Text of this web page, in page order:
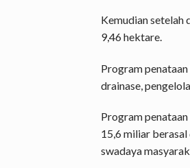
Kemudian setelah
9,46 hektare.
Program
drainase,
Program
15,6 miliar berasal
swadaya